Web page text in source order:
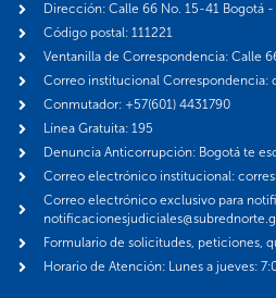
Dirección: Calle 66 No. 15-41 Bogotá
Código postal: 111221
Ventanilla de Correspondencia: Calle
Correo institucional Correspondencia:
Conmutador: +57(601) 4431790
Línea Gratuita: 195
Denuncia Anticorrupción: Bogotá te
Correo electrónico institucional:
Correo electrónico exclusivo para
Formulario de solicitudes, peticiones,
Horario de Atención: Lunes a jueves: